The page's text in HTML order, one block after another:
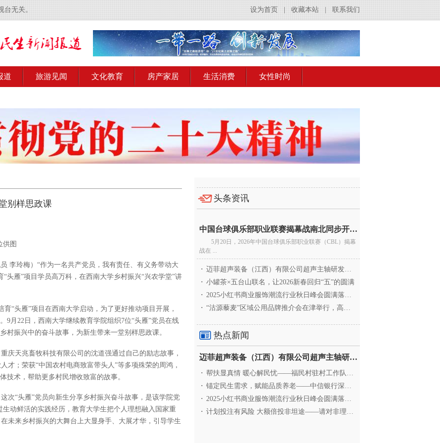
无关。 联系我们
收藏本站
设为首页
道 旅游见闻 文化教育 房产家居 生活消费 女性时尚
别样思政课
供图
李玲梅）“作为一名共产党员，我有责任、有义务带动大
头雁”项目学员高万科，在西南大学乡村振兴“兴农学堂”讲
“头雁”项目在西南大学启动，为了更好推动项目开展，
9月22日，西南大学继续教育学院组织7位“头雁”党员在线
村振兴中的奋斗故事，为新生带来一堂别样思政课。
庆天兆畜牧科技有限公司的沈道强通过自己的励志故事，
才；荣获“中国农村电商致富带头人”等多项殊荣的周鸿，
技术，帮助更多村民增收致富的故事。
次“头雁”党员向新生分享乡村振兴奋斗故事，是该学院党
动鲜活的实践经历，教育大学生把个人理想融入国家重
未来乡村振兴的大舞台上大显身手、大展才华，引导学生
头条资讯
中国台球俱乐部职业联赛揭幕战南北同步开杆 首届CBL
5月20日，2026年中国台球俱乐部职业联赛（CBL）揭幕
战在 ...
· 迈菲超声装备（江西）有限公司超声主轴研发和生产项
· 小罐茶×五台山联名，让2026新春回归“五”的圆满
· 2025小红书商业服饰潮流行业秋日峰会圆满落幕，携手
· “沽源藜麦”区域公用品牌推介会在津举行，高蛋白产业
热点新闻
迈菲超声装备（江西）有限公司超声主轴研发和生产项
· 帮扶显真情 暖心解民忧——福民村驻村工作队与村委心系
· 锚定民生需求，赋能品质养老——中信银行深圳分行养老
· 2025小红书商业服饰潮流行业秋日峰会圆满落幕，携手
· 计划投注有风险 大额倍投非坦途——请对非理性购彩说“